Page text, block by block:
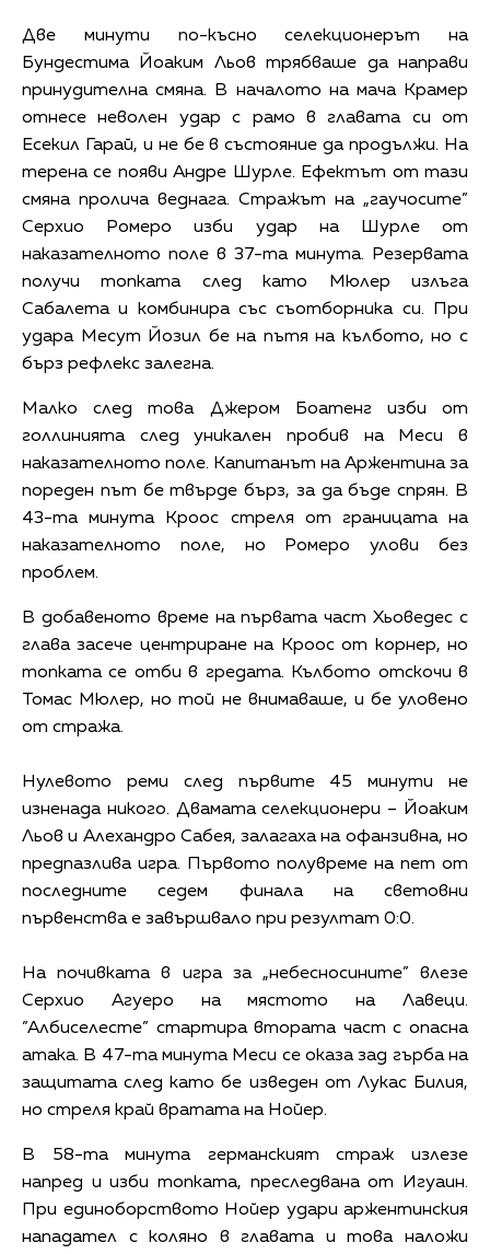
Две минути по-късно селекционерът на
Бундестима Йоаким Льов трябваше да направи
принудителна смяна. В началото на мача Крамер
отнесе неволен удар с рамо в главата си от
Есекил Гарай, и не бе в състояние да продължи. На
терена се появи Андре Шурле. Ефектът от тази
смяна пролича веднага. Стражът на „гаучосите”
Серхио Ромеро изби удар на Шурле от
наказателното поле в 37-та минута. Резервата
получи топката след като Мюлер излъга
Сабалета и комбинира със съотборника си. При
удара Месут Йозил бе на пътя на кълбото, но с
бърз рефлекс залегна.
Малко след това Джером Боатенг изби от
голлинията след уникален пробив на Меси в
наказателното поле. Капитанът на Аржентина за
пореден път бе твърде бърз, за да бъде спрян. В
43-та минута Кроос стреля от границата на
наказателното поле, но Ромеро улови без
проблем.
В добавеното време на първата част Хьоведес с
глава засече центриране на Кроос от корнер, но
топката се отби в гредата. Кълбото отскочи в
Томас Мюлер, но той не внимаваше, и бе уловено
от стража.
Нулевото реми след първите 45 минути не
изненада никого. Двамата селекционери – Йоаким
Льов и Алехандро Сабея, залагаха на офанзивна, но
предпазлива игра. Първото полувреме на пет от
последните седем финала на световни
първенства е завършвало при резултат 0:0.
На почивката в игра за „небесносините” влезе
Серхио Агуеро на мястото на Лавеци.
”Албиселесте” стартира втората част с опасна
атака. В 47-та минута Меси се оказа зад гърба на
защитата след като бе изведен от Лукас Билия,
но стреля край вратата на Нойер.
В 58-та минута германският страж излезе
напред и изби топката, преследвана от Игуаин.
При единоборството Нойер удари аржентинския
нападател с коляно в главата и това наложи